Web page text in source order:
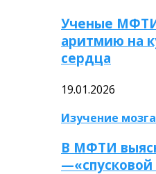
Ученые
аритмию на
сердца
19.01.2026
Изучение мозга
В МФТИ